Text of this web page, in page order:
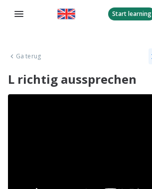
Start learning
Ga terug
L richtig aussprechen